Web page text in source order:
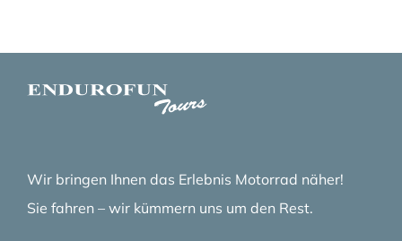
Wir bringen Ihnen das Erlebnis Motorrad näher!
Sie fahren – wir kümmern uns um den Rest.